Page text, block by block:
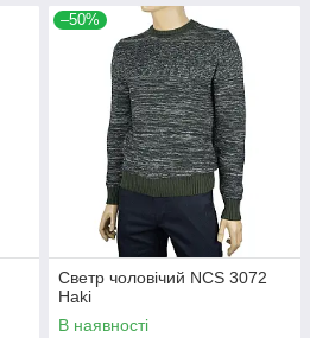
–50%
Светр чоловічий NCS 3072
Haki
В наявності